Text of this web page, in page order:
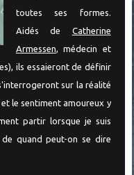
toutes ses formes.
Aidés de Catherine
Armessen , médecin et
ils essaieront de définir
sur la réalité
le sentiment amoureux y
partir lorsque je suis
quand peut-on se dire